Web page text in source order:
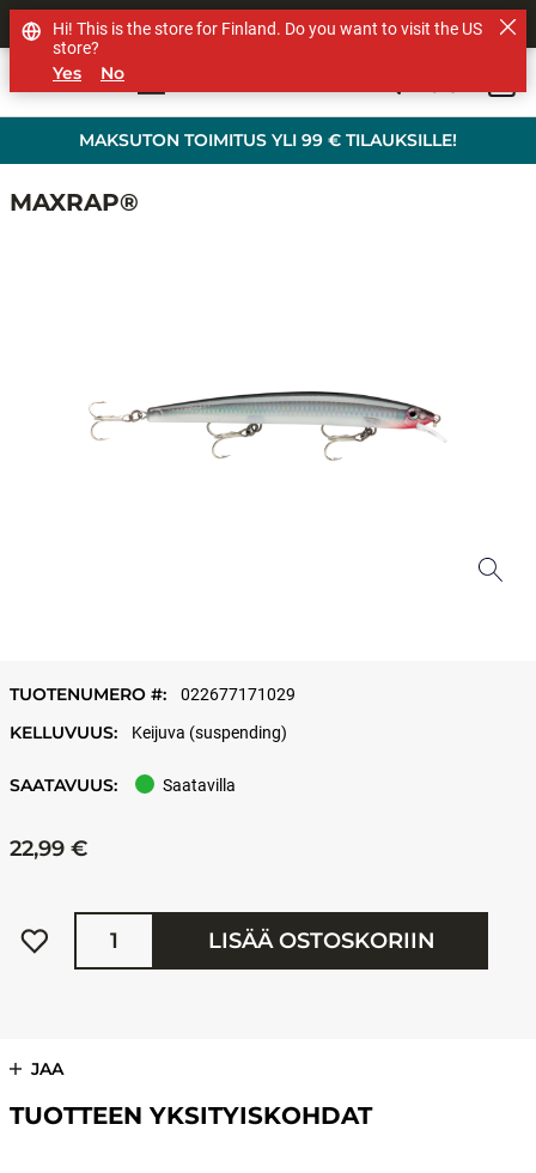
MAKSUTON TOIMITUS YLI 99 € TILAUKSILLE!
MUUT TUOTEMERKIT
MAXRAP®
TUOTENUMERO #: 022677171029
KELLUVUUS: Keijuva (suspending)
SAATAVUUS: Saatavilla
22,99 €
Määrä
LISÄÄ OSTOSKORIIN
JAA
TUOTTEEN YKSITYISKOHDAT
Hi! This is the store for Finland. Do you want to visit the US
store?
Yes No